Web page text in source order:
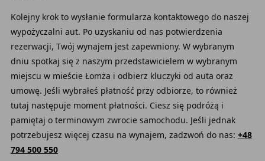
Kolejny krok to wysłanie formularza kontaktowego do naszej
wypożyczalni aut. Po uzyskaniu od nas potwierdzenia
rezerwacji, Twój wynajem jest zapewniony. W wybranym
dniu spotkaj się z naszym przedstawicielem w wybranym
miejscu w mieście Łomża i odbierz kluczyki od auta oraz
umowę. Jeśli wybrałeś płatność przy odbiorze, to również
tutaj następuje moment płatności. Ciesz się podróżą i
pamiętaj o terminowym zwrocie samochodu. Jeśli jednak
potrzebujesz więcej czasu na wynajem, zadzwoń do nas: +48
794 500 550